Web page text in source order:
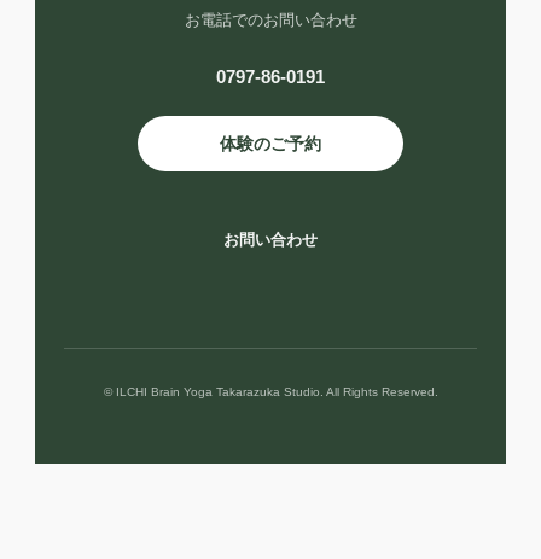
お電話でのお問い合わせ
0797-86-0191
体験のご予約
お問い合わせ
© ILCHI Brain Yoga Takarazuka Studio. All Rights Reserved.